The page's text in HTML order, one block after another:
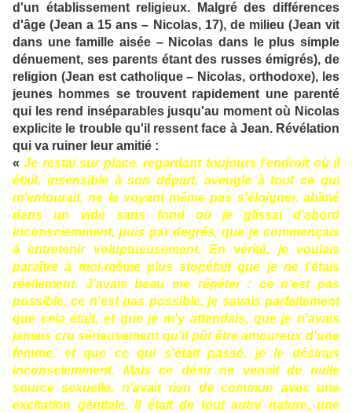
d'un établissement religieux. Malgré des différences
d'âge (Jean a 15 ans – Nicolas, 17), de milieu (Jean vit
dans une famille aisée – Nicolas dans le plus simple
dénuement, ses parents étant des russes émigrés), de
religion (Jean est catholique – Nicolas, orthodoxe), les
jeunes hommes se trouvent rapidement une parenté
qui les rend inséparables jusqu'au moment où Nicolas
explicite le trouble qu'il ressent face à Jean. Révélation
qui va ruiner leur amitié :
«Je restai sur place, regardant toujours l'endroit où il
était, insensible à son départ, aveugle à tout ce qui
m'entourait, ne le voyant même pas s'éloigner, abîmé
dans un vide sans fond où je glissai d'abord
inconsciemment, puis par degrés, que je commençais
à entretenir voluptueusement. En vérité, je voulais
paraître à moi-même plus stupéfait que je ne l'étais
réellement. J'avais beau me répéter : ce n'est pas
possible, ce n'est pas possible, je savais parfaitement
que cela était, et que je m'y attendais, que je n'avais
jamais cru sérieusement qu'il pût être amoureux d'une
femme, et que ce qui s'était passé, je le désirais
inconsciemment. Mais ce désir ne venait de nulle
source sexuelle, n'avait rien de commun avec une
excitation génitale. Il était de tout autre nature, une